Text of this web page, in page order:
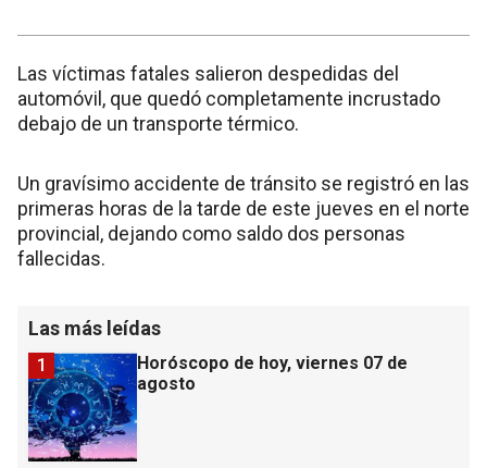
Las víctimas fatales salieron despedidas del
automóvil, que quedó completamente incrustado
debajo de un transporte térmico.
Un gravísimo accidente de tránsito se registró en las
primeras horas de la tarde de este jueves en el norte
provincial, dejando como saldo dos personas
fallecidas.
Las más leídas
Horóscopo de hoy, viernes 07 de
agosto
1